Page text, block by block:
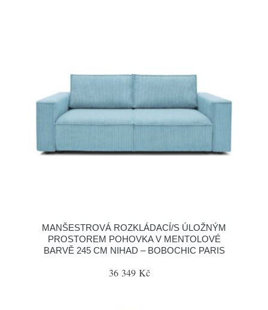
MANŠESTROVÁ ROZKLÁDACÍ/S ÚLOŽNÝM
PROSTOREM POHOVKA V MENTOLOVÉ
BARVĚ 245 CM NIHAD – BOBOCHIC PARIS
36 349 Kč